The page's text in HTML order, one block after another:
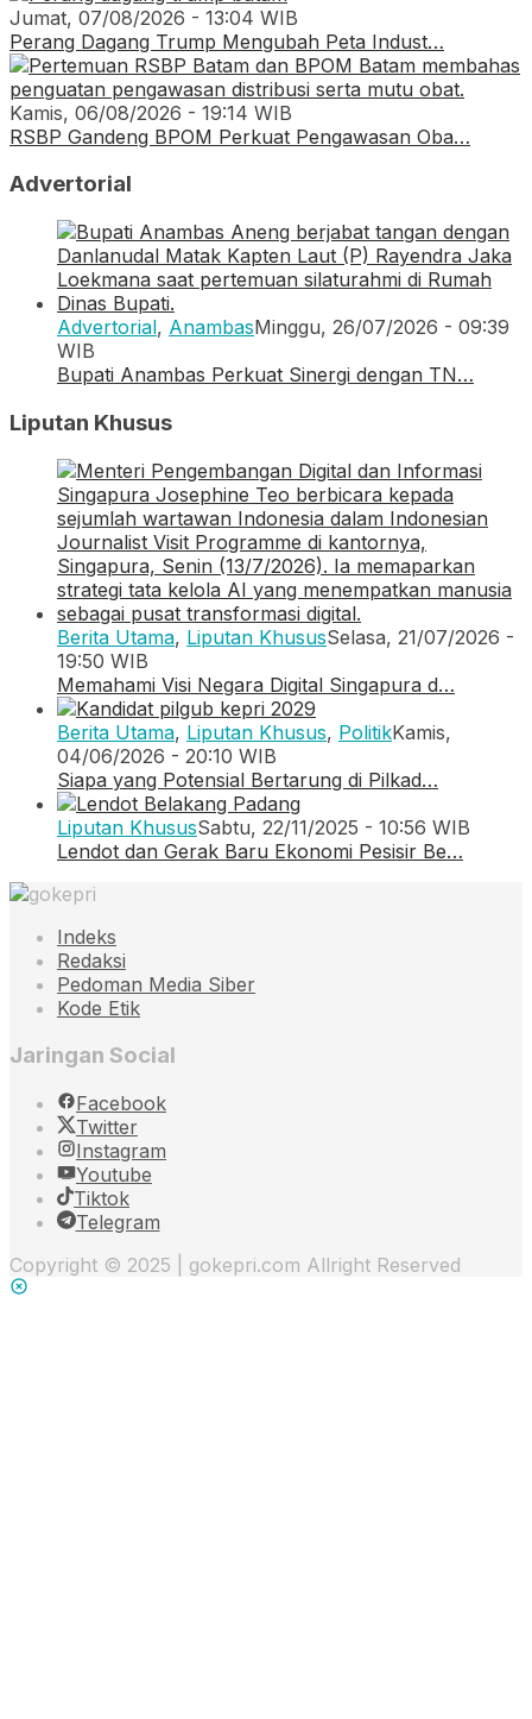
Jumat, 07/08/2026 - 13:04 WIB
Perang Dagang Trump Mengubah Peta Indust…
Kamis, 06/08/2026 - 19:14 WIB
RSBP Gandeng BPOM Perkuat Pengawasan Oba…
Advertorial
Advertorial, AnambasMinggu, 26/07/2026 - 09:39
WIB
Bupati Anambas Perkuat Sinergi dengan TN…
Liputan Khusus
Berita Utama, Liputan KhususSelasa, 21/07/2026 -
19:50 WIB
Memahami Visi Negara Digital Singapura d…
Berita Utama, Liputan Khusus, PolitikKamis,
04/06/2026 - 20:10 WIB
Siapa yang Potensial Bertarung di Pilkad…
Liputan KhususSabtu, 22/11/2025 - 10:56 WIB
Lendot dan Gerak Baru Ekonomi Pesisir Be…
Indeks
Redaksi
Pedoman Media Siber
Kode Etik
Jaringan Social
Facebook
Twitter
Instagram
Youtube
Tiktok
Telegram
Copyright © 2025 | gokepri.com Allright Reserved